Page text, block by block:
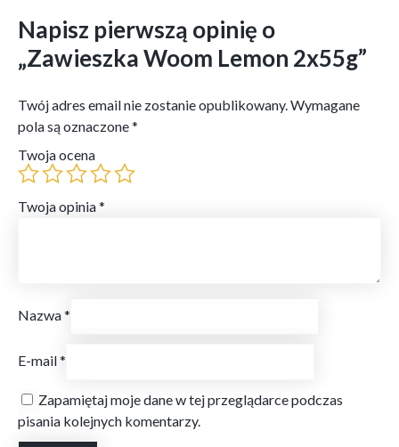
Napisz pierwszą opinię o
„Zawieszka Woom Lemon 2x55g”
Twój adres email nie zostanie opublikowany. Wymagane
pola są oznaczone*
Twoja ocena
Twoja opinia*
Nazwa*
E-mail*
Zapamiętaj moje dane w tej przeglądarce podczas
pisania kolejnych komentarzy.